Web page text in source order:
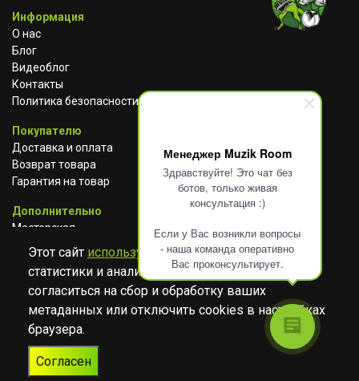
Менеджер Muzik Room
Здравствуйте! Это чат без
ботов, только живая
консультация :)
Если у Вас возникли вопросы
- наша команда оперативно
Вас проконсультирует.
Информация
О нас
Блог
Видеоблог
Контакты
Политика безопасности
Покупателю
Доставка и оплата
Возврат товара
Гарантия на товар
Дополнительно
Мастерская
Сотрудничество
АВИТО
TELEGRAM
YOUTUBE
© Музыкальный магазин Muzik Room, 2023-2026
Этот сайт использует cookies для сбора
статистики и анализа работы сайта. Просим
согласиться на сбор и обработку ваших
метаданных или отключить cookies в настройках
браузера.
Согласен